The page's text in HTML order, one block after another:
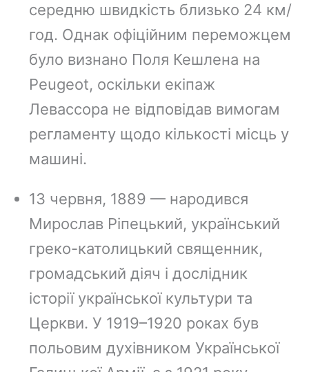
середню швидкість близько 24 км/
год. Однак офіційним переможцем
було визнано Поля Кешлена на
Peugeot, оскільки екіпаж
Левассора не відповідав вимогам
регламенту щодо кількості місць у
машині.
13 червня, 1889 — народився
Мирослав Ріпецький, український
греко-католицький священник,
громадський діяч і дослідник
історії української культури та
Церкви. У 1919–1920 роках був
польовим духівником Української